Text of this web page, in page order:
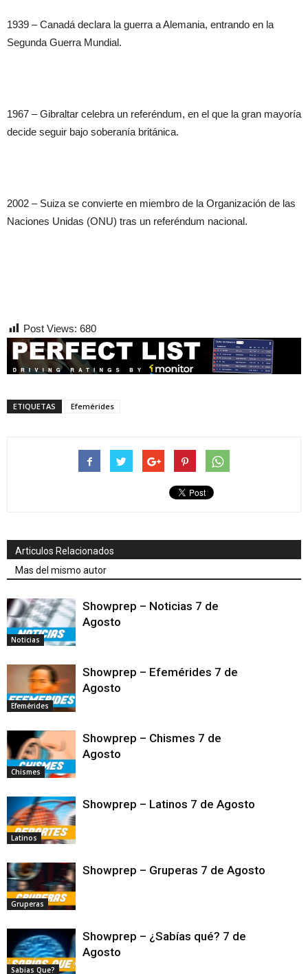
1939 – Canadá declara la guerra a Alemania, entrando en la
Segunda Guerra Mundial.
1967 – Gibraltar celebra un referéndum, en el que la gran mayoría
decide seguir bajo soberanía británica.
2002 – Suiza se convierte en miembro de la Organización de las
Naciones Unidas (ONU) tras un referéndum nacional.
Post Views: 680
ETIQUETAS Efemérides
Articulos Relacionados
Mas del mismo autor
Noticias
Showprep – Noticias 7 de
Agosto
Efemérides
Showprep – Efemérides 7 de
Agosto
Chismes
Showprep – Chismes 7 de
Agosto
Latinos
Showprep – Latinos 7 de Agosto
Gruperas
Showprep – Gruperas 7 de Agosto
Sabias Que?
Showprep – ¿Sabías qué? 7 de
Agosto